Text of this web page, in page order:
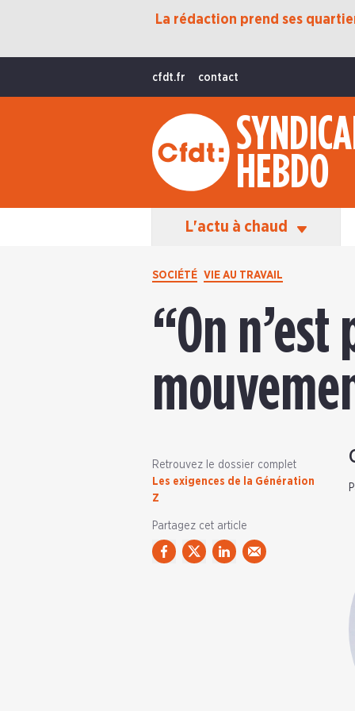
La rédaction prend ses
cfdt.fr contact
HEBDO
L'actu à chaud
Protection Sociale
International
La Vie De La CFDT
Les Équipes En Action
SOCIÉTÉ VIE AU TRAVAIL
“On
Retrouvez le dossier complet
Les exigences de la Génération
Z
Partagez cet article